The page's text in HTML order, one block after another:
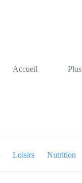
Accueil Plus
Loisirs Nutrition